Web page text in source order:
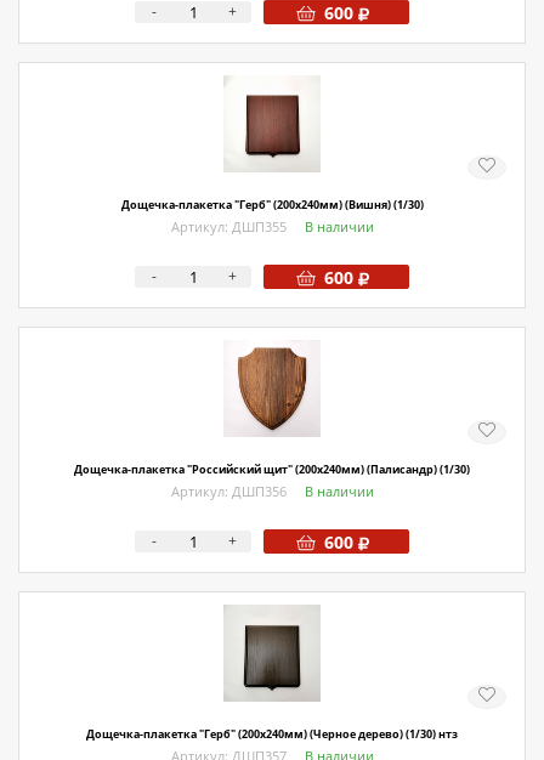
- + 600
Дощечка-плакетка "Герб" (200х240мм) (Вишня) (1/30)
Артикул: ДШП355 В наличии
- + 600
Дощечка-плакетка "Российский щит" (200х240мм) (Палисандр) (1/30)
Артикул: ДШП356 В наличии
- + 600
Дощечка-плакетка "Герб" (200х240мм) (Черное дерево) (1/30) нтз
Артикул: ДШП357 В наличии